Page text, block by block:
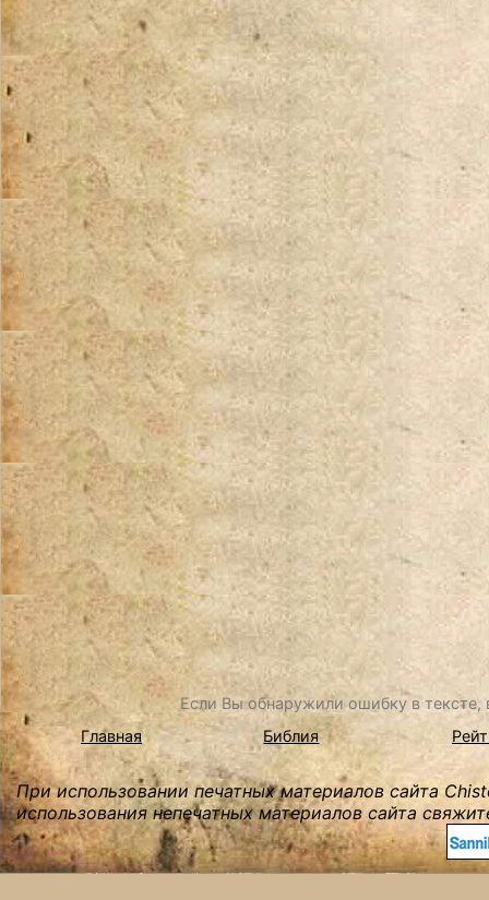
Если Вы обнаружили ошибку в
Главная
Библия
При использовании печатных материалов сайта
использования непечатных материалов сайта